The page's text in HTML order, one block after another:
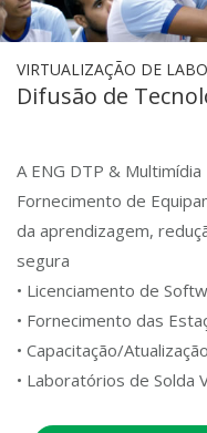
VIRTUALIZAÇÃO DE
Difusão de
A ENG DTP &
Fornecimento de
da aprendizagem,
segura
• Licenciamento de
• Fornecimento das
• Capacitação/
• Laboratórios de Solda